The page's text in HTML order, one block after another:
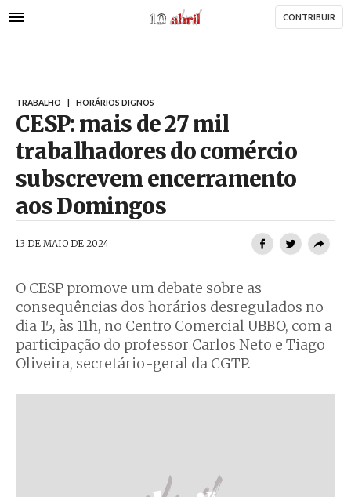
para
AbrilAbril CONTRIBUIR
TRABALHO HORÁRIOS DIGNOS
CESP: mais de 27 mil
trabalhadores do comércio
subscrevem encerramento
aos Domingos
13 DE MAIO DE 2024
O CESP promove um debate sobre as
consequências dos horários desregulados no
dia 15, às 11h, no Centro Comercial UBBO, com a
participação do professor Carlos Neto e Tiago
Oliveira, secretário-geral da CGTP.